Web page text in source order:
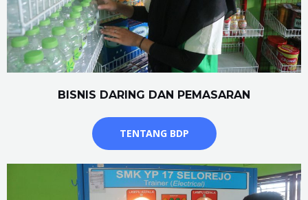
BISNIS DARING DAN PEMASARAN
TENTANG BDP